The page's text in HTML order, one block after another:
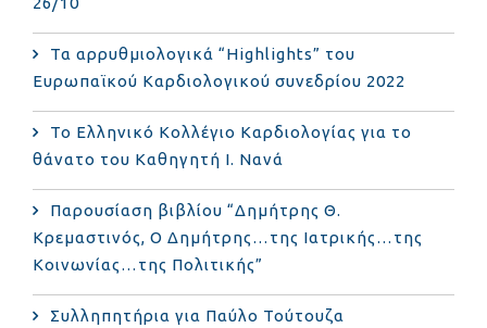
Τα αρρυθμιολογικά “Highlights” του
Ευρωπαϊκού Καρδιολογικού συνεδρίου 2022
Το Ελληνικό Κολλέγιο Καρδιολογίας για το
θάνατο του Καθηγητή Ι. Νανά
Παρουσίαση βιβλίου “Δημήτρης Θ.
Κρεμαστινός, Ο Δημήτρης…της Ιατρικής…της
Κοινωνίας…της Πολιτικής”
Συλληπητήρια για Παύλο Τούτουζα